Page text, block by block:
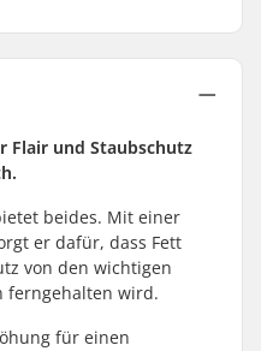
Flair und Staubschutz
beides. Mit einer
er dafür, dass Fett
von den wichtigen
ferngehalten wird.
für einen